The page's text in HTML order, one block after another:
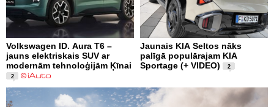
Volkswagen ID. Aura T6 –
jauns elektriskais SUV ar
modernām tehnoloģijām Ķīnai
2
Jaunais KIA Seltos nāks
palīgā populārajam KIA
Sportage (+ VIDEO)
2